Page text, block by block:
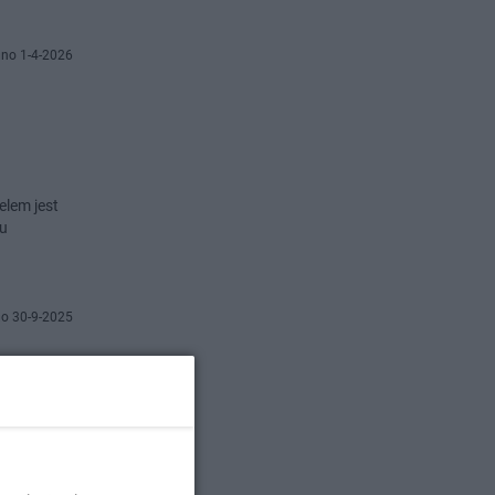
1-4-2026
jest
30-9-2025
w